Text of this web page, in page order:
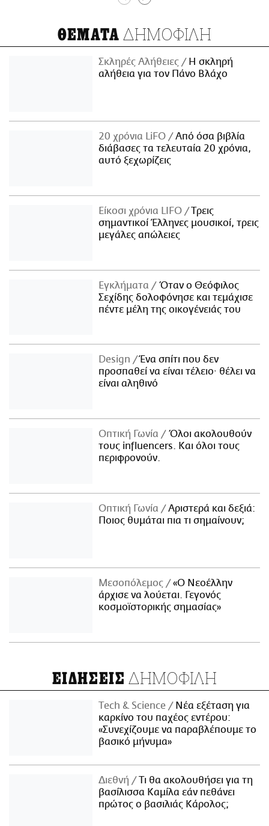
ΘΕΜΑΤΑ ΔΗΜΟΦΙΛΗ
Σκληρές Αλήθειες
H σκληρή
αλήθεια για τον Πάνο Βλάχο
20 χρόνια LiFO
Από όσα βιβλία
διάβασες τα τελευταία 20 χρόνια,
αυτό ξεχωρίζεις
Είκοσι χρόνια LIFO
Tρεις
σημαντικοί Έλληνες μουσικοί, τρεις
μεγάλες απώλειες
Εγκλήματα
Όταν ο Θεόφιλος
Σεχίδης δολοφόνησε και τεμάχισε
πέντε μέλη της οικογένειάς του
Design
Ένα σπίτι που δεν
προσπαθεί να είναι τέλειο· θέλει να
είναι αληθινό
Οπτική Γωνία
Όλοι ακολουθούν
τους influencers. Και όλοι τους
περιφρονούν.
Οπτική Γωνία
Αριστερά και δεξιά:
Ποιος θυμάται πια τι σημαίνουν;
Μεσοπόλεμος
«Ο Νεοέλλην
άρχισε να λούεται. Γεγονός
κοσμοϊστορικής σημασίας»
ΕΙΔΗΣΕΙΣ ΔΗΜΟΦΙΛΗ
Τech & Science
Νέα εξέταση για
καρκίνο του παχέος εντέρου:
«Συνεχίζουμε να παραβλέπουμε το
βασικό μήνυμα»
Διεθνή
Τι θα ακολουθήσει για τη
βασίλισσα Καμίλα εάν πεθάνει
πρώτος ο βασιλιάς Κάρολος;